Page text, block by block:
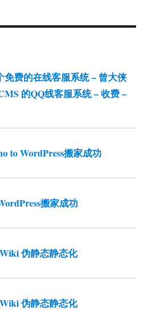
免费的在线客服系统 – 曾大侠
的QQ线客服系统 – 收费 –
to WordPress搬家成功
搬家成功
伪静态静态化
伪静态静态化